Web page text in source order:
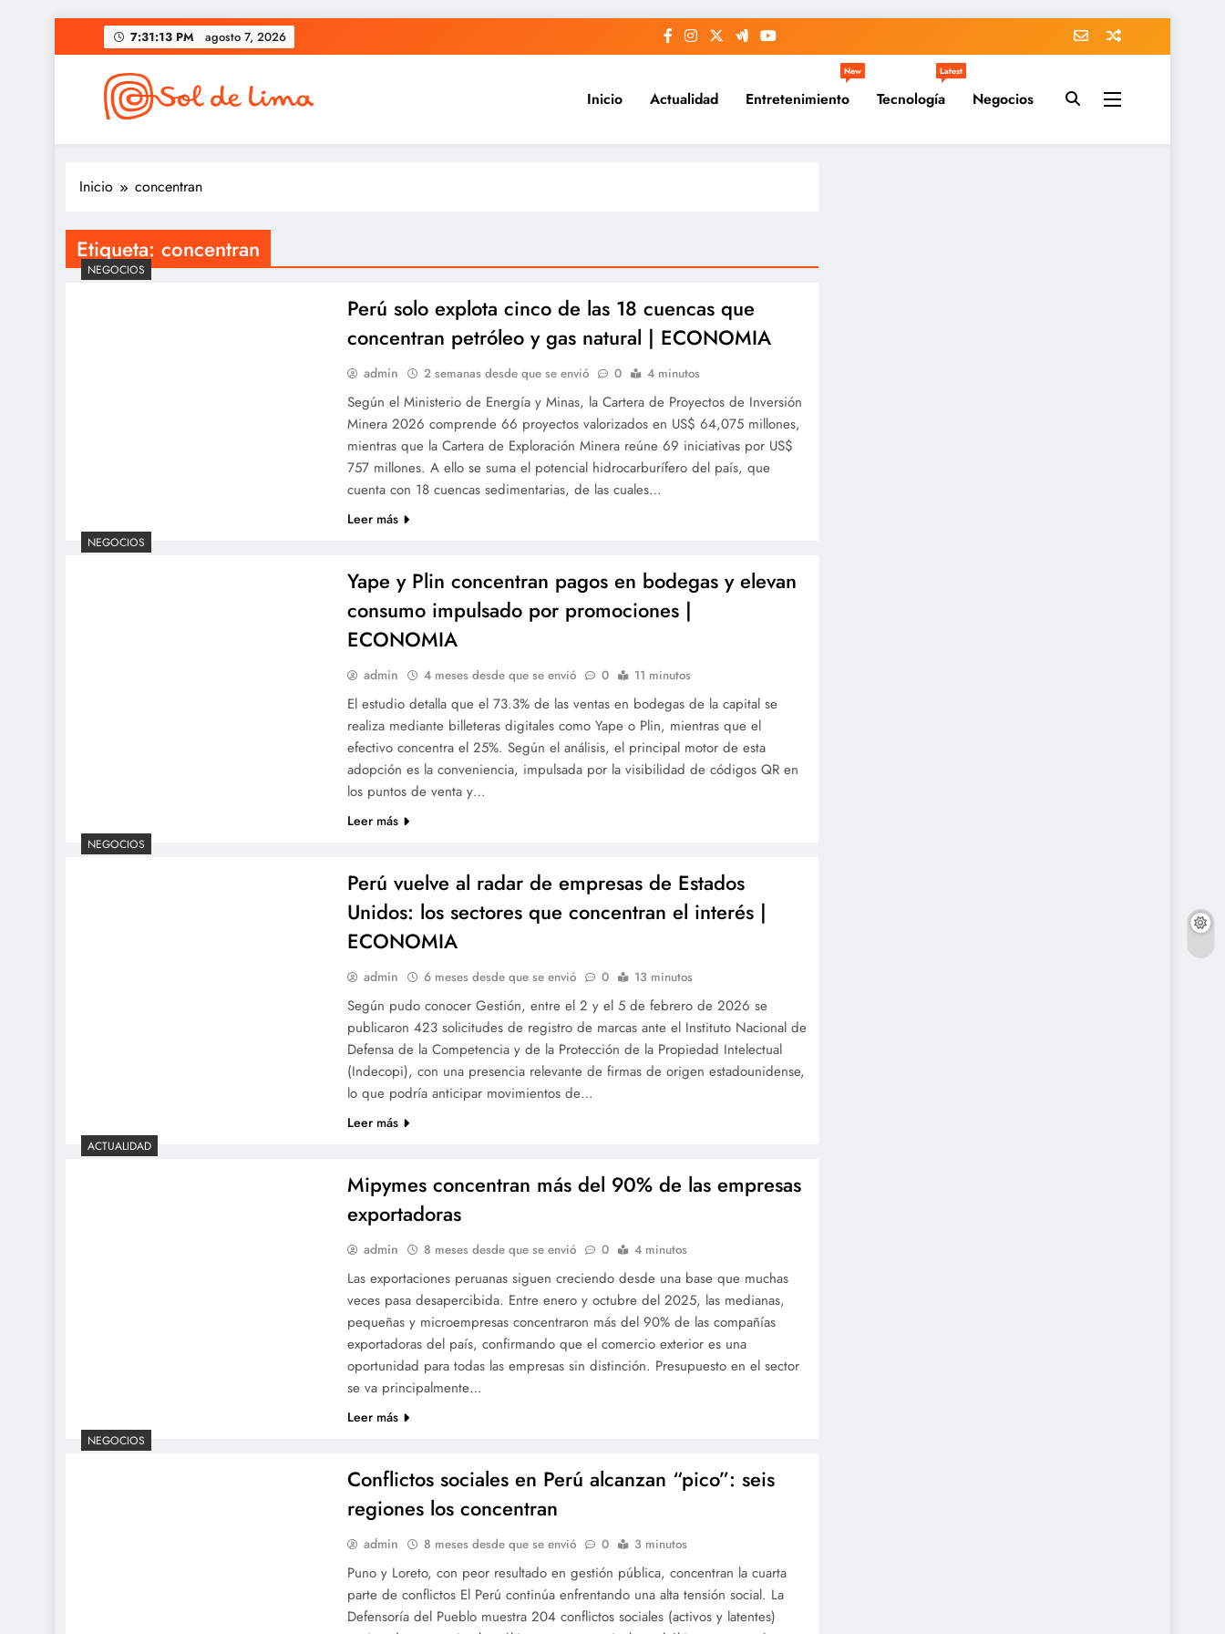
al
contenido
7:31:13 PM agosto 7, 2026
Sol de lima
Inicio Actualidad Entretenimiento
New
Tecnología
Latest
Negocios
Inicio concentran
Etiqueta: concentran
NEGOCIOS
Perú solo explota cinco de las 18 cuencas que
concentran petróleo y gas natural | ECONOMIA
admin 2 semanas desde que se envió 0 4 minutos
Según el Ministerio de Energía y Minas, la Cartera de Proyectos de Inversión
Minera 2026 comprende 66 proyectos valorizados en US$ 64,075 millones,
mientras que la Cartera de Exploración Minera reúne 69 iniciativas por US$
757 millones. A ello se suma el potencial hidrocarburífero del país, que
cuenta con 18 cuencas sedimentarias, de las cuales…
Leer más
NEGOCIOS
Yape y Plin concentran pagos en bodegas y elevan
consumo impulsado por promociones |
ECONOMIA
admin 4 meses desde que se envió 0 11 minutos
El estudio detalla que el 73.3% de las ventas en bodegas de la capital se
realiza mediante billeteras digitales como Yape o Plin, mientras que el
efectivo concentra el 25%. Según el análisis, el principal motor de esta
adopción es la conveniencia, impulsada por la visibilidad de códigos QR en
los puntos de venta y…
Leer más
NEGOCIOS
Perú vuelve al radar de empresas de Estados
Unidos: los sectores que concentran el interés |
ECONOMIA
admin 6 meses desde que se envió 0 13 minutos
Según pudo conocer Gestión, entre el 2 y el 5 de febrero de 2026 se
publicaron 423 solicitudes de registro de marcas ante el Instituto Nacional de
Defensa de la Competencia y de la Protección de la Propiedad Intelectual
(Indecopi), con una presencia relevante de firmas de origen estadounidense,
lo que podría anticipar movimientos de…
Leer más
ACTUALIDAD
Mipymes concentran más del 90% de las empresas
exportadoras
admin 8 meses desde que se envió 0 4 minutos
Las exportaciones peruanas siguen creciendo desde una base que muchas
veces pasa desapercibida. Entre enero y octubre del 2025, las medianas,
pequeñas y microempresas concentraron más del 90% de las compañías
exportadoras del país, confirmando que el comercio exterior es una
oportunidad para todas las empresas sin distinción. Presupuesto en el sector
se va principalmente…
Leer más
NEGOCIOS
Conflictos sociales en Perú alcanzan “pico”: seis
regiones los concentran
admin 8 meses desde que se envió 0 3 minutos
Puno y Loreto, con peor resultado en gestión pública, concentran la cuarta
parte de conflictos El Perú continúa enfrentando una alta tensión social. La
Defensoría del Pueblo muestra 204 conflictos sociales (activos y latentes)